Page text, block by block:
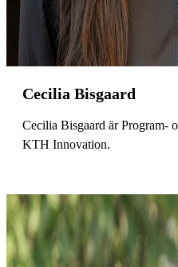
Cecilia Bisgaard
Cecilia Bisgaard är Program-
KTH Innovation.